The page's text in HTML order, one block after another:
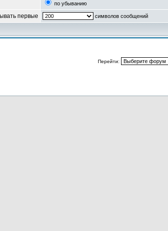
по убыванию
первые символов сообщений
Перейти: